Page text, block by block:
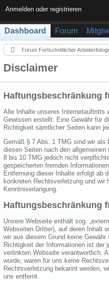
Anmelden oder registrieren
Dashboard Forum
Forum Fortschrittlicher
Disclaimer
Haftungsbeschränkung
Alle Inhalte unseres Internetauftritts
Gewissen erstellt. Eine Gewähr für
Richtigkeit sämtlicher Seiten kann
Gemäß § 7 Abs. 1 TMG sind wir als
diesen Seiten nach den
8 bis 10 TMG jedoch nicht
gespeicherten fremden
Entfernung dieser Inhalte erfolgt ab
konkreten Rechtsverletzung und
Kenntniserlangung.
Haftungsbeschränkung
Unsere Webseite enthält sog.
Webseiten Dritter), auf deren Inhalt
wir aus diesem Grund keine
Richtigkeit der Informationen ist der
verlinkten Webseite verantwortlich.
wurde, waren für uns keine
Rechtsverletzung bekannt werden,
uns entfernt.